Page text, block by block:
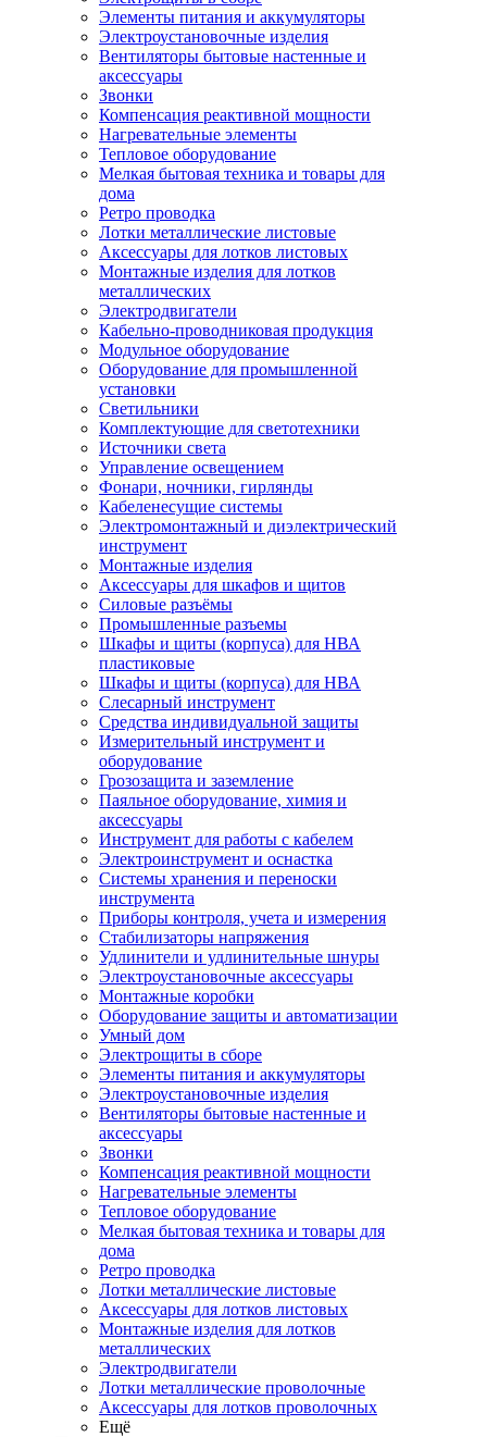
Элементы питания и аккумуляторы
Электроустановочные изделия
Вентиляторы бытовые настенные и
аксессуары
Звонки
Компенсация реактивной мощности
Нагревательные элементы
Тепловое оборудование
Мелкая бытовая техника и товары для
дома
Ретро проводка
Лотки металлические листовые
Аксессуары для лотков листовых
Монтажные изделия для лотков
металлических
Электродвигатели
Кабельно-проводниковая продукция
Модульное оборудование
Оборудование для промышленной
установки
Светильники
Комплектующие для светотехники
Источники света
Управление освещением
Фонари, ночники, гирлянды
Кабеленесущие системы
Электромонтажный и диэлектрический
инструмент
Монтажные изделия
Аксессуары для шкафов и щитов
Силовые разъёмы
Промышленные разъемы
Шкафы и щиты (корпуса) для НВА
пластиковые
Шкафы и щиты (корпуса) для НВА
Слесарный инструмент
Средства индивидуальной защиты
Измерительный инструмент и
оборудование
Грозозащита и заземление
Паяльное оборудование, химия и
аксессуары
Инструмент для работы с кабелем
Электроинструмент и оснастка
Системы хранения и переноски
инструмента
Приборы контроля, учета и измерения
Стабилизаторы напряжения
Удлинители и удлинительные шнуры
Электроустановочные аксессуары
Монтажные коробки
Оборудование защиты и автоматизации
Умный дом
Электрощиты в сборе
Элементы питания и аккумуляторы
Электроустановочные изделия
Вентиляторы бытовые настенные и
аксессуары
Звонки
Компенсация реактивной мощности
Нагревательные элементы
Тепловое оборудование
Мелкая бытовая техника и товары для
дома
Ретро проводка
Лотки металлические листовые
Аксессуары для лотков листовых
Монтажные изделия для лотков
металлических
Электродвигатели
Лотки металлические проволочные
Аксессуары для лотков проволочных
Ещё